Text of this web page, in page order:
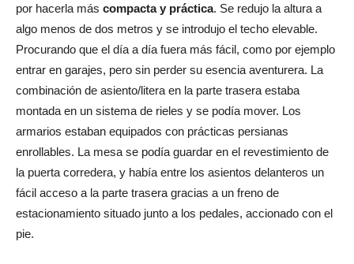
por hacerla más compacta y práctica. Se redujo la altura a
algo menos de dos metros y se introdujo el techo elevable.
Procurando que el día a día fuera más fácil, como por ejemplo
entrar en garajes, pero sin perder su esencia aventurera. La
combinación de asiento/litera en la parte trasera estaba
montada en un sistema de rieles y se podía mover. Los
armarios estaban equipados con prácticas persianas
enrollables. La mesa se podía guardar en el revestimiento de
la puerta corredera, y había entre los asientos delanteros un
fácil acceso a la parte trasera gracias a un freno de
estacionamiento situado junto a los pedales, accionado con el
pie.